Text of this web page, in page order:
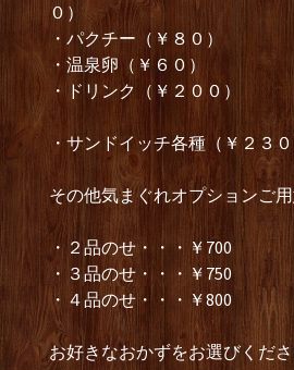
０）
・パクチー（￥８０）
・温泉卵（￥６０）
・ドリンク（￥２００）
・サンドイッチ各種（￥２３
その他気まぐれオプションご
・２品のせ・・・￥700
・３品のせ・・・￥750
・４品のせ・・・￥800
お好きなおかずをお選びくだ